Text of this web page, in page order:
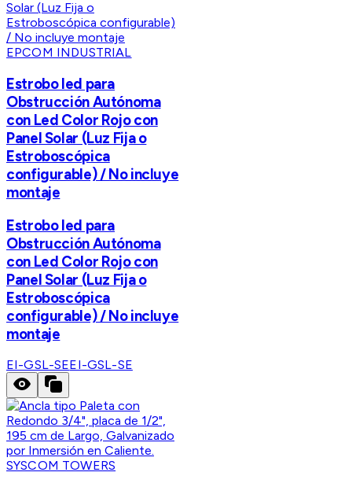
EPCOM INDUSTRIAL
Estrobo led para
Obstrucción Autónoma
con Led Color Rojo con
Panel Solar (Luz Fija o
Estroboscópica
configurable) / No incluye
montaje
Estrobo led para
Obstrucción Autónoma
con Led Color Rojo con
Panel Solar (Luz Fija o
Estroboscópica
configurable) / No incluye
montaje
EI-GSL-SEEI-GSL-SE
SYSCOM TOWERS